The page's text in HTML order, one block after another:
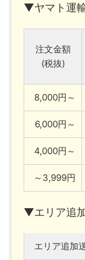
▼ヤマト運
注文金額
(税抜)
8,000円～
6,000円～
4,000円～
～3,999円
▼エリア追
エリア追加